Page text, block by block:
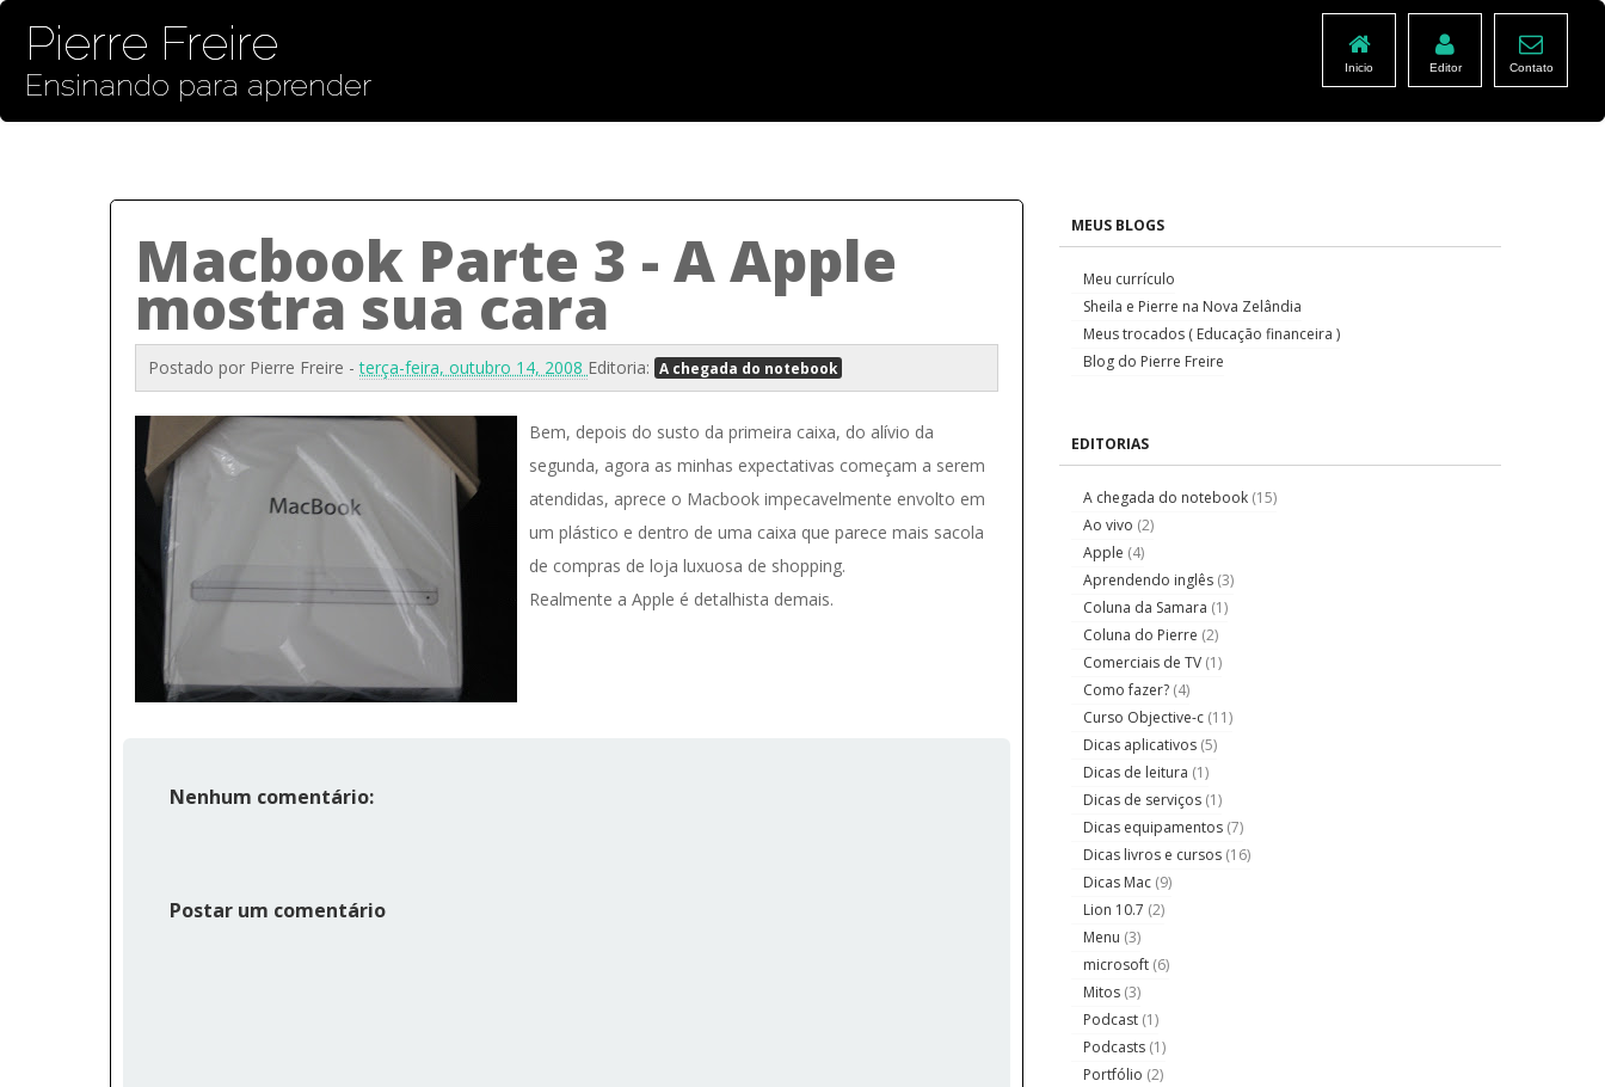
Pierre Freire
Ensinando para aprender Inicio Editor Contato
Macbook Parte 3 - A Apple
mostra sua cara
Postado por Pierre Freire -terça-feira, outubro 14, 2008 Editoria: A chegada do notebook
Bem, depois do susto da primeira caixa, do alívio da
segunda, agora as minhas expectativas começam a serem
atendidas, aprece o Macbook impecavelmente envolto em
um plástico e dentro de uma caixa que parece mais sacola
de compras de loja luxuosa de shopping.
Realmente a Apple é detalhista demais.
Nenhum comentário:
Postar um comentário
MEUS BLOGS
Meu currículo
Sheila e Pierre na Nova Zelândia
Meus trocados ( Educação financeira )
Blog do Pierre Freire
EDITORIAS
A chegada do notebook (15)
Ao vivo (2)
Apple (4)
Aprendendo inglês (3)
Coluna da Samara (1)
Coluna do Pierre (2)
Comerciais de TV (1)
Como fazer? (4)
Curso Objective-c (11)
Dicas aplicativos (5)
Dicas de leitura (1)
Dicas de serviços (1)
Dicas equipamentos (7)
Dicas livros e cursos (16)
Dicas Mac (9)
Lion 10.7 (2)
Menu (3)
microsoft (6)
Mitos (3)
Podcast (1)
Podcasts (1)
Portfólio (2)